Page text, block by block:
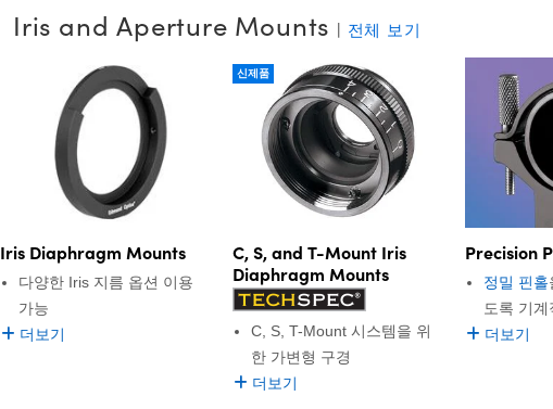
Iris and Aperture Mounts | 전체 보기
Iris Diaphragm Mounts
다양한 Iris 지름 옵션 이용
가능
더보기
신제품
C, S, and T-Mount Iris
Diaphragm Mounts
C, S, T-Mount 시스템을 위
한 가변형 구경
더보기
Precision
정밀 핀홀
도록 기
더보기